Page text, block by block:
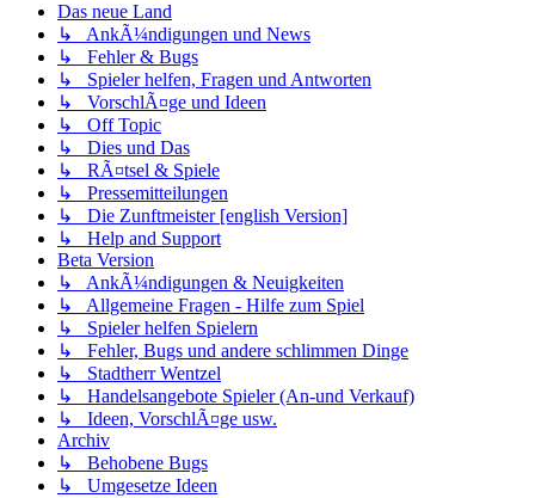
Das neue Land
↳ AnkÃ¼ndigungen und News
↳ Fehler & Bugs
↳ Spieler helfen, Fragen und Antworten
↳ VorschlÃ¤ge und Ideen
↳ Off Topic
↳ Dies und Das
↳ RÃ¤tsel & Spiele
↳ Pressemitteilungen
↳ Die Zunftmeister [english Version]
↳ Help and Support
Beta Version
↳ AnkÃ¼ndigungen & Neuigkeiten
↳ Allgemeine Fragen - Hilfe zum Spiel
↳ Spieler helfen Spielern
↳ Fehler, Bugs und andere schlimmen Dinge
↳ Stadtherr Wentzel
↳ Handelsangebote Spieler (An-und Verkauf)
↳ Ideen, VorschlÃ¤ge usw.
Archiv
↳ Behobene Bugs
↳ Umgesetze Ideen